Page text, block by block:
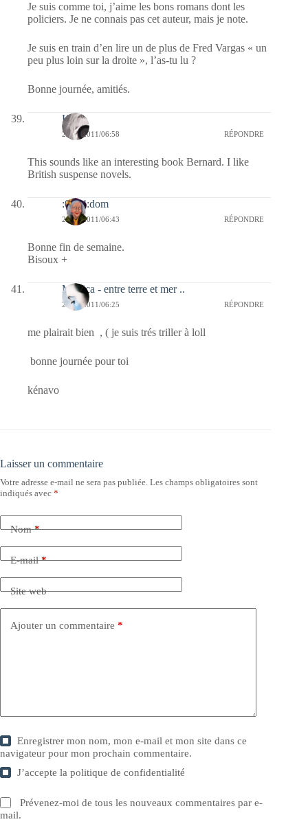
Je suis comme toi, j’aime les bons romans dont les
policiers. Je ne connais pas cet auteur, mais je note.
Je suis en train d’en lire un de plus de Fred Vargas « un
peu plus loin sur la droite », l’as-tu lu ?
Bonne journée, amitiés.
Kala
26/08/2011/06:58 RÉPONDRE
This sounds like an interesting book Bernard. I like
British suspense novels.
:0014:dom
26/08/2011/06:43 RÉPONDRE
Bonne fin de semaine.
Bisoux +
Monica - entre terre et mer ..
26/08/2011/06:25 RÉPONDRE
me plairait bien , ( je suis trés triller à loll
bonne journée pour toi
kénavo
Laisser un commentaire
Votre adresse e-mail ne sera pas publiée. Les champs obligatoires sont
indiqués avec *
Nom*
E-mail*
Site web
Ajouter un commentaire *
Enregistrer mon nom, mon e-mail et mon site dans ce
navigateur pour mon prochain commentaire.
J’accepte lapolitique de confidentialité
Prévenez-moi de tous les nouveaux commentaires par e-
mail.